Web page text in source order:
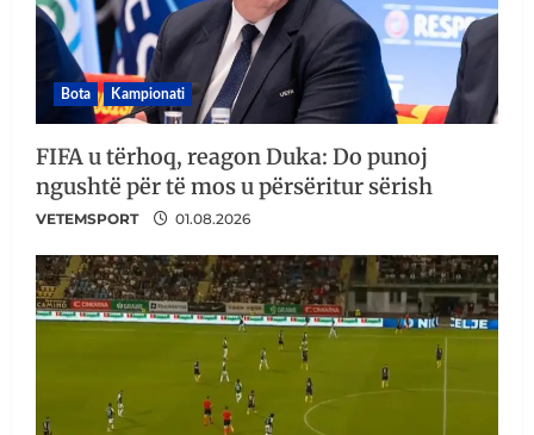
Bota Kampionati
FIFA u tërhoq, reagon Duka: Do punoj
ngushtë për të mos u përsëritur sërish
VETEMSPORT 01.08.2026